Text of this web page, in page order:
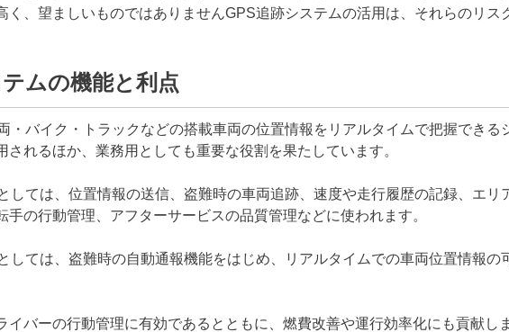
く、望ましいものではありませんGPS追跡システムの活用は、それらのリ
ムの機能と利点
・バイク・トラックなどの搭載車両の位置情報をリアルタイムで把握できる
されるほか、業務用としても重要な役割を果たしています。
しては、位置情報の送信、盗難時の車両追跡、速度や走行履歴の記録、エリ
手の行動管理、アフターサービスの品質管理などに使われます。
しては、盗難時の自動通報機能をはじめ、リアルタイムでの車両位置情報
イバーの行動管理に有効であるとともに、燃費改善や運行効率化にも貢献し